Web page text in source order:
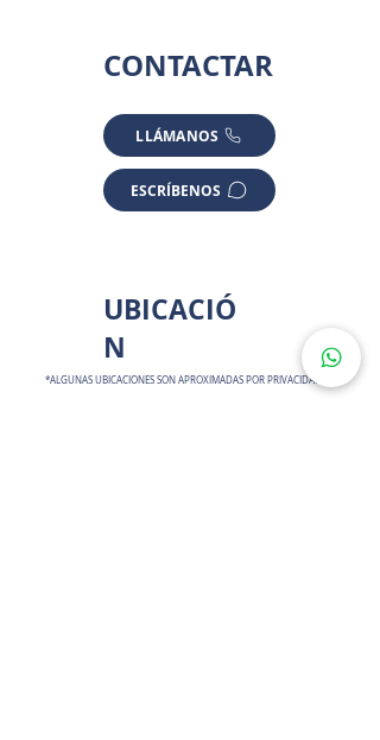
CONTACTAR
LLÁMANOS
ESCRÍBENOS
UBICACIÓ
N
*ALGUNAS UBICACIONES SON APROXIMADAS POR PRIVACIDAD